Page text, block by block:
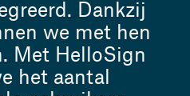
Dankzij
we met hen
Met HelloSign
het aantal